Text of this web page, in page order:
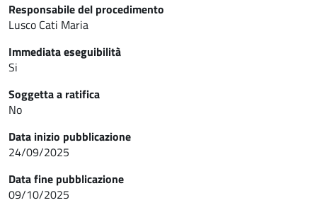
Responsabile del procedimento
Lusco Cati Maria
Immediata eseguibilità
Si
Soggetta a ratifica
No
Data inizio pubblicazione
24/09/2025
Data fine pubblicazione
09/10/2025